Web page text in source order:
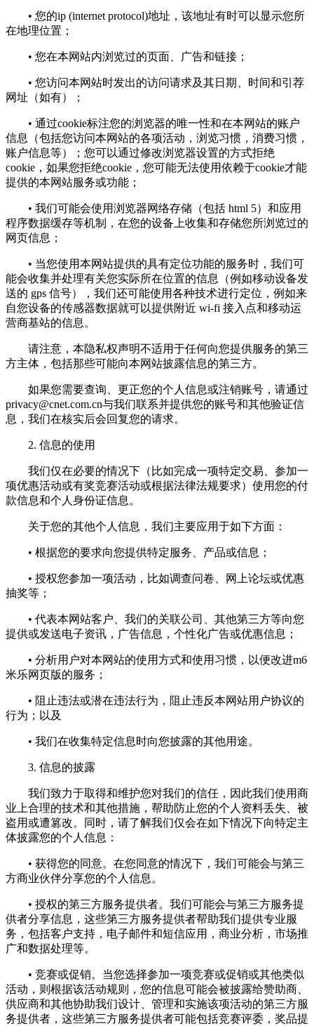
• 您的ip (internet protocol)地址，该地址有时可以显示您所
在地理位置；
• 您在本网站内浏览过的页面、广告和链接；
• 您访问本网站时发出的访问请求及其日期、时间和引荐
网址（如有）；
• 通过cookie标注您的浏览器的唯一性和在本网站的账户
信息（包括您访问本网站的各项活动，浏览习惯，消费习惯，
账户信息等）；您可以通过修改浏览器设置的方式拒绝
cookie，如果您拒绝cookie，您可能无法使用依赖于cookie才能
提供的本网站服务或功能；
• 我们可能会使用浏览器网络存储（包括 html 5）和应用
程序数据缓存等机制，在您的设备上收集和存储您所浏览过的
网页信息；
• 当您使用本网站提供的具有定位功能的服务时，我们可
能会收集并处理有关您实际所在位置的信息（例如移动设备发
送的 gps 信号），我们还可能使用各种技术进行定位，例如来
自您设备的传感器数据就可以提供附近 wi-fi 接入点和移动运
营商基站的信息。
请注意，本隐私权声明不适用于任何向您提供服务的第三
方主体，包括那些可能向本网站披露信息的第三方。
如果您需要查询、更正您的个人信息或注销账号，请通过
privacy@cnet.com.cn与我们联系并提供您的账号和其他验证信
息，我们在核实后会回复您的请求。
2. 信息的使用
我们仅在必要的情况下（比如完成一项特定交易、参加一
项优惠活动或有奖竞赛活动或根据法律法规要求）使用您的付
款信息和个人身份证信息。
关于您的其他个人信息，我们主要应用于如下方面：
• 根据您的要求向您提供特定服务、产品或信息；
• 授权您参加一项活动，比如调查问卷、网上论坛或优惠
抽奖等；
• 代表本网站客户、我们的关联公司、其他第三方等向您
提供或发送电子资讯，广告信息，个性化广告或优惠信息；
• 分析用户对本网站的使用方式和使用习惯，以便改进m6
米乐网页版的服务；
• 阻止违法或潜在违法行为，阻止违反本网站用户协议的
行为；以及
• 我们在收集特定信息时向您披露的其他用途。
3. 信息的披露
我们致力于取得和维护您对我们的信任，因此我们使用商
业上合理的技术和其他措施，帮助防止您的个人资料丢失、被
盗用或遭篡改。同时，请了解我们仅会在如下情况下向特定主
体披露您的个人信息：
• 获得您的同意。在您同意的情况下，我们可能会与第三
方商业伙伴分享您的个人信息。
• 授权的第三方服务提供者。我们可能会与第三方服务提
供者分享信息，这些第三方服务提供者帮助我们提供专业服
务，包括客户支持，电子邮件和短信应用，商业分析，市场推
广和数据处理等。
• 竞赛或促销。当您选择参加一项竞赛或促销或其他类似
活动，则根据该活动规则，您的信息可能会被披露给赞助商、
供应商和其他协助我们设计、管理和实施该项活动的第三方服
务提供者，这些第三方服务提供者可能包括竞赛评委，奖品提